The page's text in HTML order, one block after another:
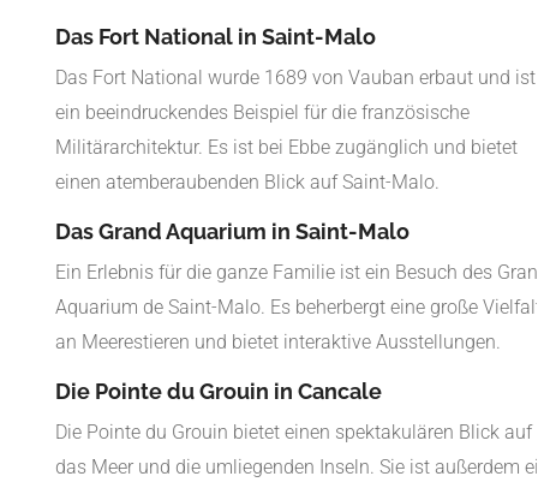
Das Fort National in Saint-Malo
Das Fort National wurde 1689 von Vauban erbaut und ist
ein beeindruckendes Beispiel für die französische
Militärarchitektur. Es ist bei Ebbe zugänglich und bietet
einen atemberaubenden Blick auf Saint-Malo.
Das Grand Aquarium in Saint-Malo
Ein Erlebnis für die ganze Familie ist ein Besuch des
Aquarium de Saint-Malo. Es beherbergt eine große
an Meerestieren und bietet interaktive Ausstellungen.
Die Pointe du Grouin in Cancale
Die Pointe du Grouin bietet einen spektakulären Blick auf
das Meer und die umliegenden Inseln. Sie ist außerdem